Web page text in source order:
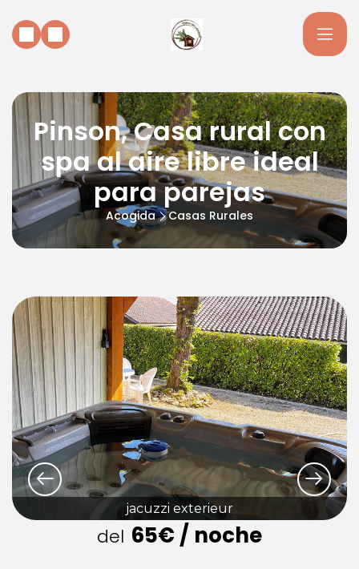
Pinson, Casa rural con
spa al aire libre ideal
para parejas
Acogida Casas Rurales
jacuzzi exterieur
del 65€ / noche